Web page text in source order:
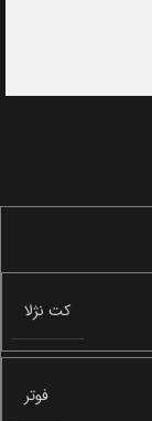
کت نژلا
فوتر